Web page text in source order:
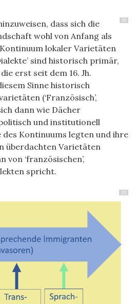
19
dass sich die
wohl von Anfang als
lokaler Varietäten
sind historisch primär,
erst seit dem 16. Jh.
Sinne historisch
(‘Französisch’,
dann wie Dächer
und institutionell
Kontinuums legten und ihre
überdachten Varietäten
von ‘französischen’,
spricht.
20